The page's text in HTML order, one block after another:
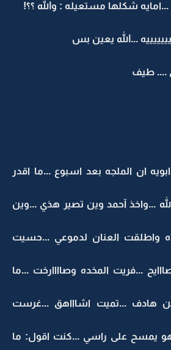
شكلها مستعيله : والله ؟؟!
...الله يعين بس
طيف
ان الملجه بعد اسبوع ...ما اقدر
...واخذ آحمد وين تصير هذي ...وين
واطلقت العنان لدموعي ...حسيت
...فريت المخده وصاااارخت ...ما
هادف ...تميت اشاااهق ...غرست
يمسح على راسي ...كنت اقول: ما